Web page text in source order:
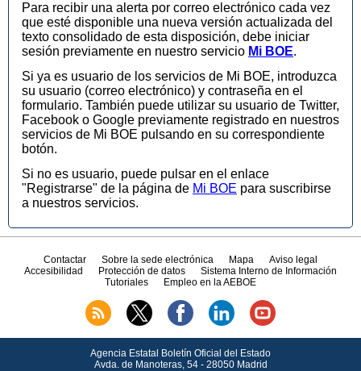
Para recibir una alerta por correo electrónico cada vez
que esté disponible una nueva versión actualizada del
texto consolidado de esta disposición, debe iniciar
sesión previamente en nuestro servicio Mi BOE.
Si ya es usuario de los servicios de Mi BOE, introduzca
su usuario (correo electrónico) y contraseña en el
formulario. También puede utilizar su usuario de Twitter,
Facebook o Google previamente registrado en nuestros
servicios de Mi BOE pulsando en su correspondiente
botón.
Si no es usuario, puede pulsar en el enlace
"Registrarse" de la página de Mi BOE para suscribirse
a nuestros servicios.
Contactar Sobre la sede electrónica Mapa
Aviso legal
Accesibilidad
Protección de datos
Sistema Interno de Información
Tutoriales
Empleo en la AEBOE
Agencia Estatal Boletín Oficial del Estado
Avda. de Manoteras, 54 - 28050 Madrid